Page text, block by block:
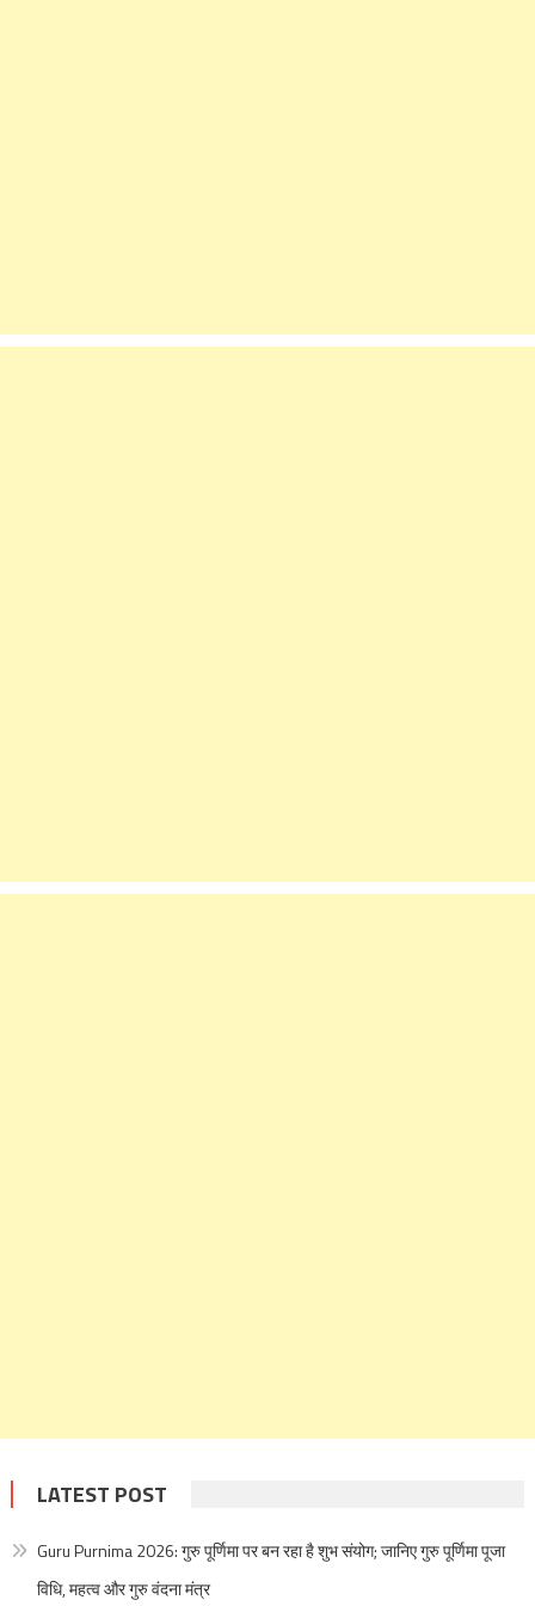
LATEST POST
Guru Purnima 2026: गुरु पूर्णिमा पर बन रहा है शुभ संयोग; जानिए गुरु पूर्णिमा पूजा
विधि, महत्व और गुरु वंदना मंत्र